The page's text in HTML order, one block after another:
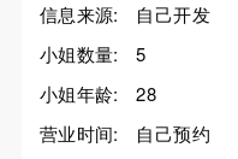
信息来源:
自己开发
小姐数量:
5
小姐年龄:
28
营业时间:
自己预约